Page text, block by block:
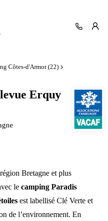
Côtes-d'Armor (22)
Erquy
Bretagne et plus
le camping Paradis
est labellisé Clé Verte et
de l’environnement. En